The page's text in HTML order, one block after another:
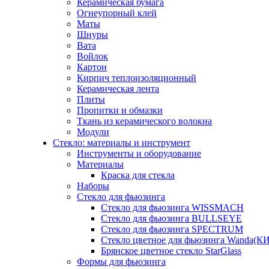
Керамическая бумага
Огнеупорный клей
Маты
Шнуры
Вата
Войлок
Картон
Кирпич теплоизоляционный
Керамическая лента
Плиты
Пропитки и обмазки
Ткань из керамического волокна
Модули
Стекло: материалы и инструмент
Инструменты и оборудование
Материалы
Краска для стекла
Наборы
Стекло для фьюзинга
Стекло для фьюзинга WISSMACH
Стекло для фьюзинга BULLSEYE
Стекло для фьюзинга SPECTRUM
Стекло цветное для фьюзинга
Брянское цветное стекло StarGlass
Формы для фьюзинга